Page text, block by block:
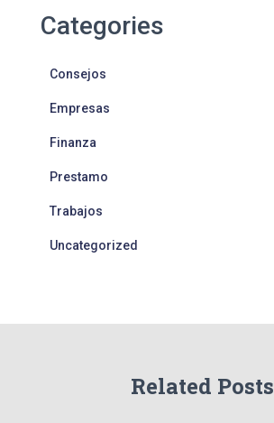
Categories
Consejos
Empresas
Finanza
Prestamo
Trabajos
Uncategorized
Related Posts